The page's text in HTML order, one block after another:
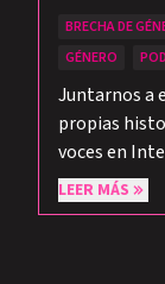
BRECHA DE
GÉNERO
Juntarnos a
propias
voces en
LEER MÁS